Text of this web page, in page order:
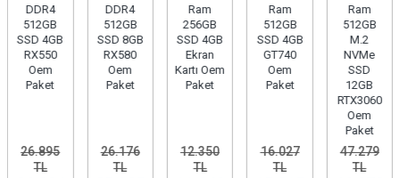
DDR4
512GB
SSD 4GB
RX550
Oem
Paket
26.895
TL
DDR4
512GB
SSD 8GB
RX580
Oem
Paket
26.176
TL
Ram
256GB
SSD 4GB
Ekran
Kartı Oem
Paket
12.350
TL
Ram
512GB
SSD 4GB
GT740
Oem
Paket
16.027
TL
Ram
512GB
M.2
NVMe
SSD
12GB
RTX3060
Oem
Paket
47.279
TL